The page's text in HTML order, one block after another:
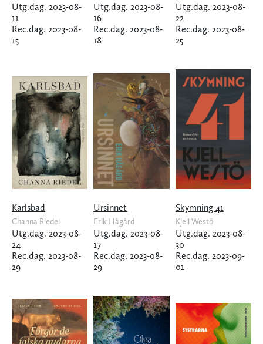
Utg.dag. 2023-08-
11
Rec.dag. 2023-08-
15
Utg.dag. 2023-08-
16
Rec.dag. 2023-08-
18
Utg.dag. 2023-08-
22
Rec.dag. 2023-08-
25
Karlsbad
Channa Riedel
Utg.dag. 2023-08-
24
Rec.dag. 2023-08-
29
Ursinnet
Erik Hågård
Utg.dag. 2023-08-
17
Rec.dag. 2023-08-
29
Skymning 41
Kjell Westö
Utg.dag. 2023-08-
30
Rec.dag. 2023-09-
01